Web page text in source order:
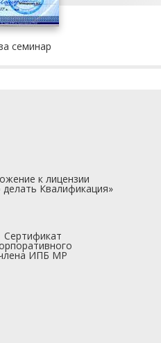
семинар
к лицензии
Квалификация»
Сертификат
ИПБ МР